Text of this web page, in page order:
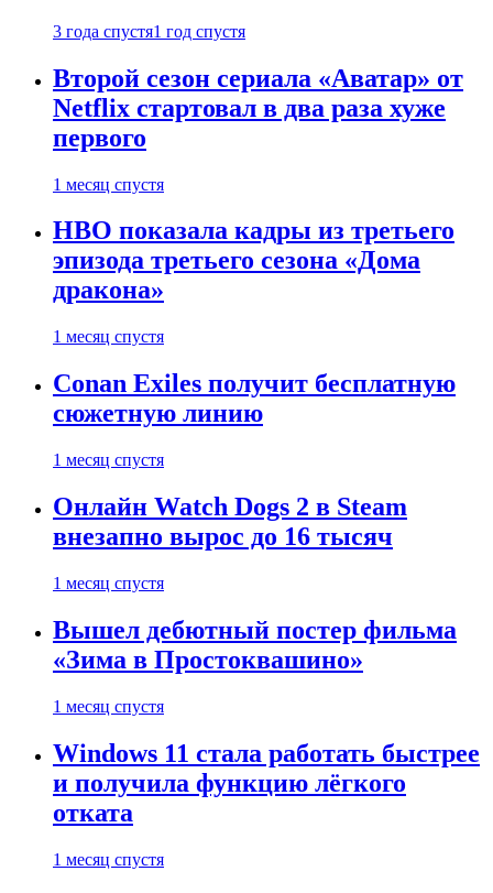
3 года спустя1 год спустя
Второй сезон сериала «Аватар» от
Netflix стартовал в два раза хуже
первого
1 месяц спустя
HBO показала кадры из третьего
эпизода третьего сезона «Дома
дракона»
1 месяц спустя
Conan Exiles получит бесплатную
сюжетную линию
1 месяц спустя
Онлайн Watch Dogs 2 в Steam
внезапно вырос до 16 тысяч
1 месяц спустя
Вышел дебютный постер фильма
«Зима в Простоквашино»
1 месяц спустя
Windows 11 стала работать быстрее
и получила функцию лёгкого
отката
1 месяц спустя